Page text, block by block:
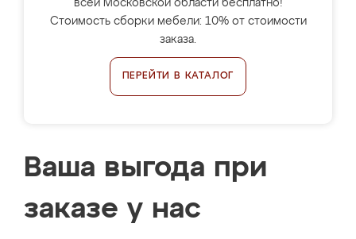
всей Московской области бесплатно!
Стоимость сборки мебели: 10% от стоимости
заказа.
ПЕРЕЙТИ В КАТАЛОГ
Ваша выгода при
заказе у нас